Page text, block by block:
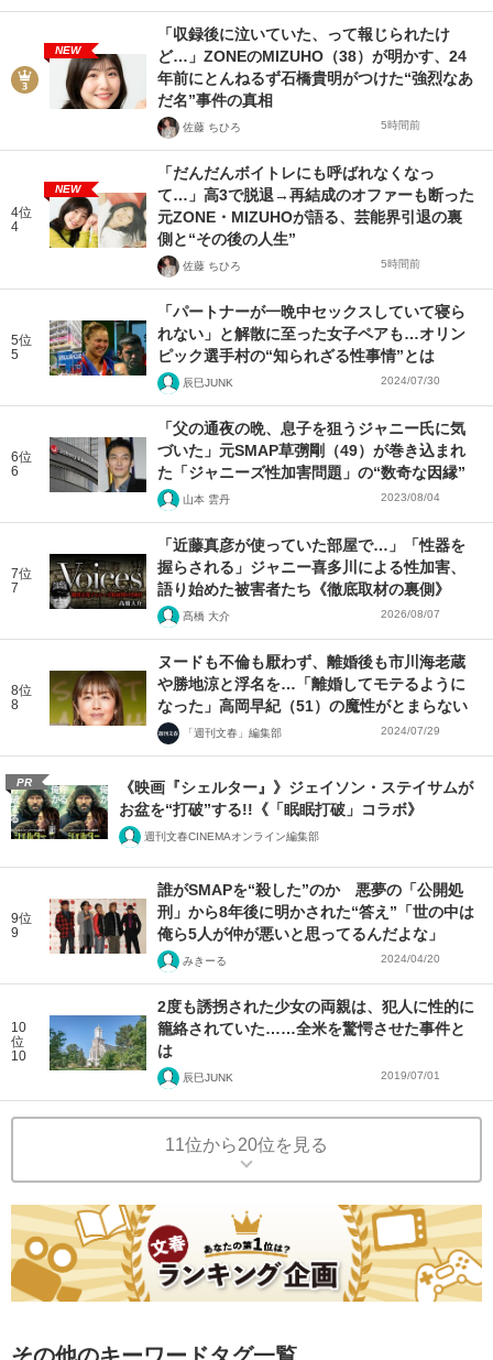
NEW
「収録後に泣いていた、って報じられたけ
ど…」ZONEのMIZUHO（38）が明かす、24
年前にとんねるず石橋貴明がつけた“強烈なあ
だ名”事件の真相
佐藤 ちひろ 5時間前
4位
4
NEW
「だんだんボイトレにも呼ばれなくなっ
て…」高3で脱退→再結成のオファーも断った
元ZONE・MIZUHOが語る、芸能界引退の裏
側と“その後の人生”
佐藤 ちひろ 5時間前
5位
5
「パートナーが一晩中セックスしていて寝ら
れない」と解散に至った女子ペアも…オリン
ピック選手村の“知られざる性事情”とは
辰巳JUNK 2024/07/30
6位
6
「父の通夜の晩、息子を狙うジャニー氏に気
づいた」元SMAP草彅剛（49）が巻き込まれ
た「ジャニーズ性加害問題」の“数奇な因縁”
山本 雲丹 2023/08/04
7位
7
「近藤真彦が使っていた部屋で…」「性器を
握らされる」ジャニー喜多川による性加害、
語り始めた被害者たち《徹底取材の裏側》
髙橋 大介 2026/08/07
8位
8
ヌードも不倫も厭わず、離婚後も市川海老蔵
や勝地涼と浮名を…「離婚してモテるように
なった」高岡早紀（51）の魔性がとまらない
「週刊文春」編集部 2024/07/29
PR
《映画『シェルター』》ジェイソン・ステイサムが
お盆を“打破”する!!《「眠眠打破」コラボ》
週刊文春CINEMAオンライン編集部
9位
9
誰がSMAPを“殺した”のか 悪夢の「公開処
刑」から8年後に明かされた“答え”「世の中は
俺ら5人が仲が悪いと思ってるんだよな」
みきーる 2024/04/20
10
位
10
2度も誘拐された少女の両親は、犯人に性的に
籠絡されていた……全米を驚愕させた事件と
は
辰巳JUNK 2019/07/01
11位から20位を見る